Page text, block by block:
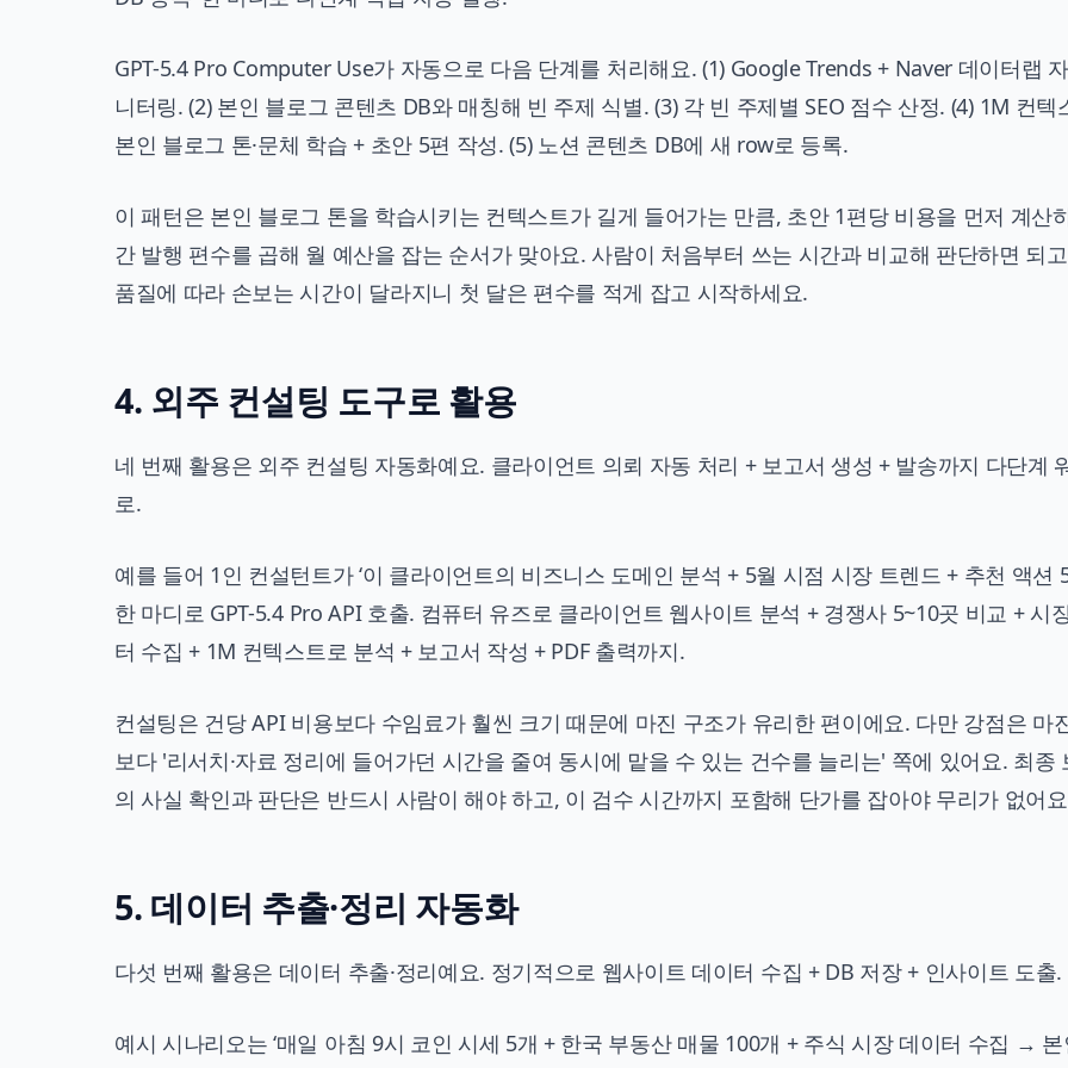
GPT-5.4 Pro Computer Use가 자동으로 다음 단계를 처리해요. (1) Google Trends + Naver 데이터랩
니터링. (2) 본인 블로그 콘텐츠 DB와 매칭해 빈 주제 식별. (3) 각 빈 주제별 SEO 점수 산정. (4) 1M 컨텍
본인 블로그 톤·문체 학습 + 초안 5편 작성. (5) 노션 콘텐츠 DB에 새 row로 등록.
이 패턴은 본인 블로그 톤을 학습시키는 컨텍스트가 길게 들어가는 만큼, 초안 1편당 비용을 먼저 계산
간 발행 편수를 곱해 월 예산을 잡는 순서가 맞아요. 사람이 처음부터 쓰는 시간과 비교해 판단하면 되
품질에 따라 손보는 시간이 달라지니 첫 달은 편수를 적게 잡고 시작하세요.
4. 외주 컨설팅 도구로 활용
네 번째 활용은 외주 컨설팅 자동화예요. 클라이언트 의뢰 자동 처리 + 보고서 생성 + 발송까지 다단계
로.
예를 들어 1인 컨설턴트가 ‘이 클라이언트의 비즈니스 도메인 분석 + 5월 시점 시장 트렌드 + 추천 액션
한 마디로 GPT-5.4 Pro API 호출. 컴퓨터 유즈로 클라이언트 웹사이트 분석 + 경쟁사 5~10곳 비교 + 시
터 수집 + 1M 컨텍스트로 분석 + 보고서 작성 + PDF 출력까지.
컨설팅은 건당 API 비용보다 수임료가 훨씬 크기 때문에 마진 구조가 유리한 편이에요. 다만 강점은 마
보다 '리서치·자료 정리에 들어가던 시간을 줄여 동시에 맡을 수 있는 건수를 늘리는' 쪽에 있어요. 최종
의 사실 확인과 판단은 반드시 사람이 해야 하고, 이 검수 시간까지 포함해 단가를 잡아야 무리가 없어
5. 데이터 추출·정리 자동화
다섯 번째 활용은 데이터 추출·정리예요. 정기적으로 웹사이트 데이터 수집 + DB 저장 + 인사이트 도출.
예시 시나리오는 ‘매일 아침 9시 코인 시세 5개 + 한국 부동산 매물 100개 + 주식 시장 데이터 수집 → 본